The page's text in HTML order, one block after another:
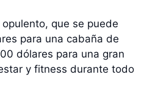
que se puede
para una cabaña de
dólares para una gran
y fitness durante todo